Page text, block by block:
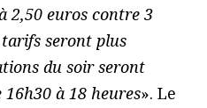
2,50 euros contre 3
seront plus
du soir seront
16h30 à 18 heures». Le